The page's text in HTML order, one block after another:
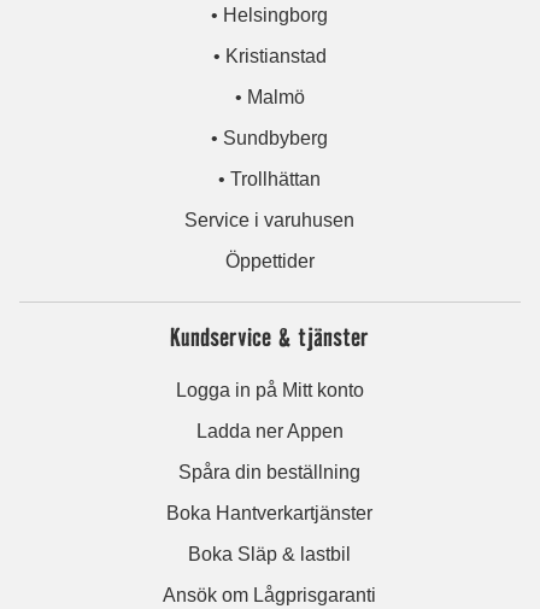
• Helsingborg
• Kristianstad
• Malmö
• Sundbyberg
• Trollhättan
Service i varuhusen
Öppettider
Kundservice & tjänster
Logga in på Mitt konto
Ladda ner Appen
Spåra din beställning
Boka Hantverkartjänster
Boka Släp & lastbil
Ansök om Lågprisgaranti